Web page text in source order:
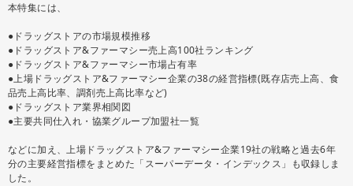
本特集には、
●ドラッグストアの市場規模推移
●ドラッグストア&ファーマシー売上高100社ランキング
●ドラッグストア&ファーマシー市場占有率
●上場ドラッグストア&ファーマシー企業の38の経営指標(既存店売上高、食
品売上高比率、調剤売上高比率など)
●ドラッグストア業界相関図
●主要共同仕入れ・協業グループ加盟社一覧
などに加え、上場ドラッグストア&ファーマシー企業19社の戦略と過去6年
分の主要経営指標をまとめた「スーパーデータ・インデックス」も収録しま
した。